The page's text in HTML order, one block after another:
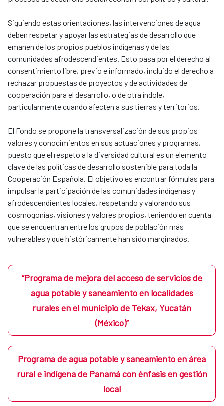
Siguiendo estas orientaciones, las intervenciones de agua
deben respetar y apoyar las estrategias de desarrollo que
emanen de los propios pueblos indígenas y de las
comunidades afrodescendientes. Esto pasa por el derecho al
consentimiento libre, previo e informado, incluido el derecho a
rechazar propuestas de proyectos y de actividades de
cooperación para el desarrollo, o de otra índole,
particularmente cuando afecten a sus tierras y territorios.
El Fondo se propone la transversalización de sus propios
valores y conocimientos en sus actuaciones y programas,
puesto que el respeto a la diversidad cultural es un elemento
clave de las políticas de desarrollo sostenible para toda la
Cooperación Española. El objetivo es encontrar fórmulas para
impulsar la participación de las comunidades indígenas y
afrodescendientes locales, respetando y valorando sus
cosmogonías, visiones y valores propios, teniendo en cuenta
que se encuentran entre los grupos de población más
vulnerables y que históricamente han sido marginados.
“Programa de mejora del acceso de servicios de
agua potable y saneamiento en localidades
rurales en el municipio de Tekax, Yucatán
(México)”
Programa de agua potable y saneamiento en área
rural e indígena de Panamá con énfasis en gestión
local